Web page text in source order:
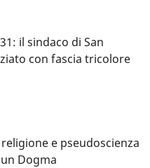
il sindaco di San
con fascia tricolore
e pseudoscienza
Dogma